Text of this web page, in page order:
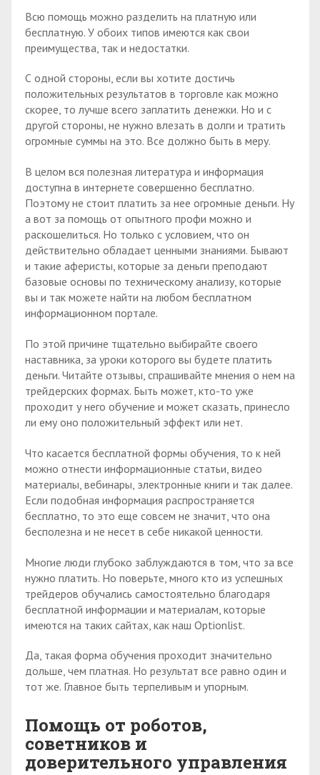
Всю помощь можно разделить на платную или
бесплатную. У обоих типов имеются как свои
преимущества, так и недостатки.
С одной стороны, если вы хотите достичь
положительных результатов в торговле как можно
скорее, то лучше всего заплатить денежки. Но и с
другой стороны, не нужно влезать в долги и тратить
огромные суммы на это. Все должно быть в меру.
В целом вся полезная литература и информация
доступна в интернете совершенно бесплатно.
Поэтому не стоит платить за нее огромные деньги. Ну
а вот за помощь от опытного профи можно и
раскошелиться. Но только с условием, что он
действительно обладает ценными знаниями. Бывают
и такие аферисты, которые за деньги преподают
базовые основы по техническому анализу, которые
вы и так можете найти на любом бесплатном
информационном портале.
По этой причине тщательно выбирайте своего
наставника, за уроки которого вы будете платить
деньги. Читайте отзывы, спрашивайте мнения о нем на
трейдерских формах. Быть может, кто-то уже
проходит у него обучение и может сказать, принесло
ли ему оно положительный эффект или нет.
Что касается бесплатной формы обучения, то к ней
можно отнести информационные статьи, видео
материалы, вебинары, электронные книги и так далее.
Если подобная информация распространяется
бесплатно, то это еще совсем не значит, что она
бесполезна и не несет в себе никакой ценности.
Многие люди глубоко заблуждаются в том, что за все
нужно платить. Но поверьте, много кто из успешных
трейдеров обучались самостоятельно благодаря
бесплатной информации и материалам, которые
имеются на таких сайтах, как наш Optionlist.
Да, такая форма обучения проходит значительно
дольше, чем платная. Но результат все равно один и
тот же. Главное быть терпеливым и упорным.
Помощь от роботов,
советников и
доверительного управления